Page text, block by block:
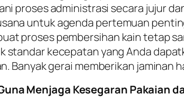
proses administrasi secara jujur
untuk agenda pertemuan
proses pembersihan kain tetap
kecepatan yang Anda
Banyak gerai memberikan jaminan
Menjaga Kesegaran Pakaian